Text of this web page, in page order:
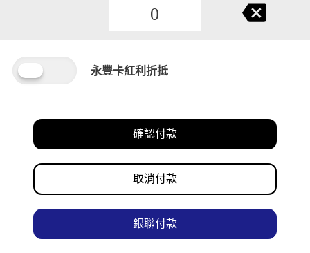
0
永豐卡紅利折抵
確認付款
取消付款
銀聯付款